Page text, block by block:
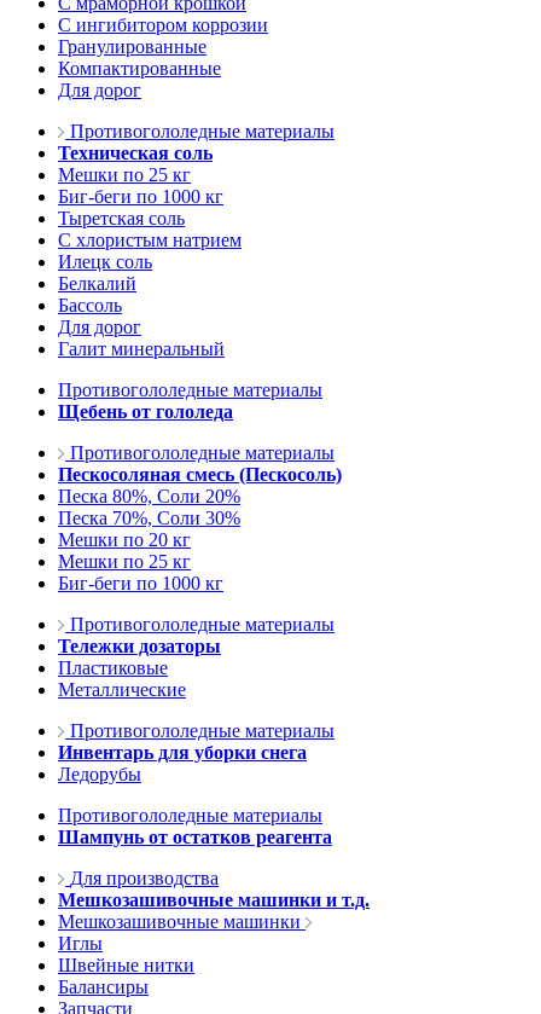
С ингибитором коррозии
Гранулированные
Компактированные
Для дорог
Противогололедные материалы
Техническая соль
Мешки по 25 кг
Биг-беги по 1000 кг
Тыретская соль
С хлористым натрием
Илецк соль
Белкалий
Бассоль
Для дорог
Галит минеральный
Противогололедные материалы
Щебень от гололеда
Противогололедные материалы
Пескосоляная смесь (Пескосоль)
Песка 80%, Соли 20%
Песка 70%, Соли 30%
Мешки по 20 кг
Мешки по 25 кг
Биг-беги по 1000 кг
Противогололедные материалы
Тележки дозаторы
Пластиковые
Металлические
Противогололедные материалы
Инвентарь для уборки снега
Ледорубы
Противогололедные материалы
Шампунь от остатков реагента
Для производства
Мешкозашивочные машинки и т.д.
Мешкозашивочные машинки
Иглы
Швейные нитки
Балансиры
Запчасти